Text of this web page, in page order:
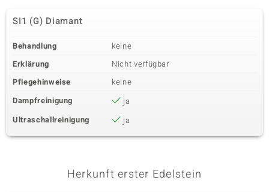
SI1 (G) Diamant
Behandlung
keine
Erklärung
Nicht verfügbar
Pflegehinweise
keine
Dampfreinigung
ja
Ultraschallreinigung
ja
Herkunft erster Edelstein